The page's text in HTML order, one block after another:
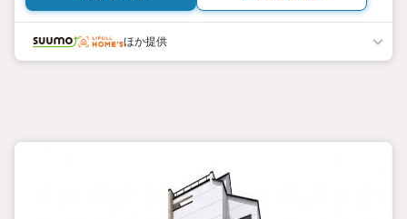
ほか提供